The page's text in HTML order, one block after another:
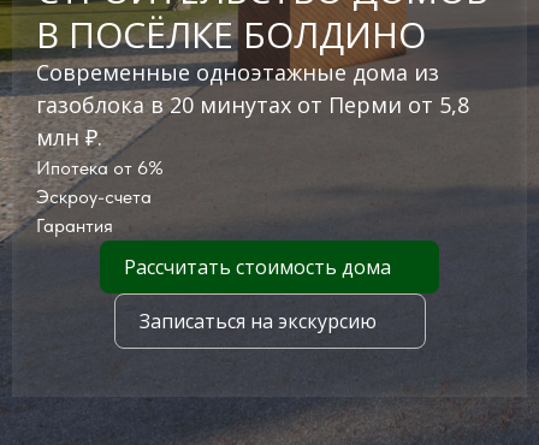
В ПОСЁЛКЕ БОЛДИНО
Современные одноэтажные дома из
газоблока в 20 минутах от Перми от 5,8
млн ₽.
Ипотека от 6%
Эскроу-счета
Гарантия
Рассчитать стоимость дома
Записаться на экскурсию